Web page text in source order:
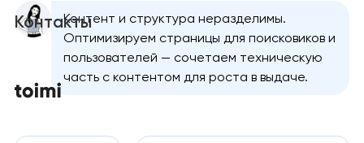
КонтактыКонтент и структура неразделимы.
Оптимизируем страницы для поисковиков и
пользователей — сочетаем техническую
часть с контентом для роста в выдаче.